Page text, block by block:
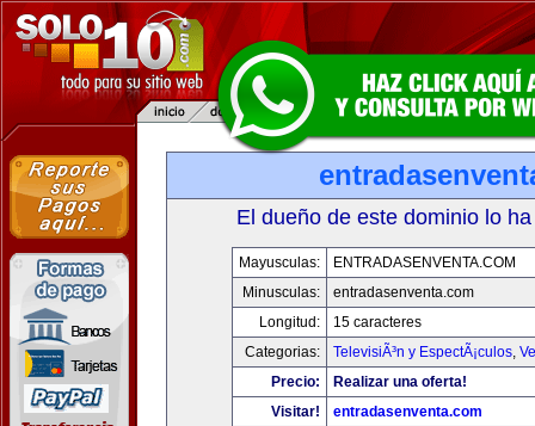
El dueño de este dominio lo
Mayusculas:
ENTRADASENVENTA.COM
Minusculas:
entradasenventa.com
Longitud:
15 caracteres
Categorias:
TelevisiÃ³n y EspectÃ¡culos,
Precio:
Realizar una oferta!
Visitar!
entradasenventa.com